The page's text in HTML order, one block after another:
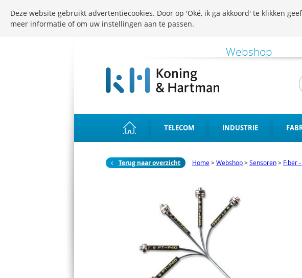
TELECOM INDUSTRIE
Terug naar overzicht Home>Webshop>Sensoren> Fiber
Deze website gebruikt advertentiecookies. Door op 'Oké, ik ga akkoord' te klikken
meer informatie of om uw instellingen aan te passen.